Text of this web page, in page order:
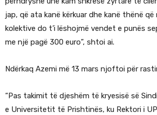
jap, që ata kanë kërkuar dhe kanë thënë që
kolektive do t’i lëshojmë vendet e punës
me një pagë 300 euro”, shtoi ai.
Ndërkaq Azemi më 13 mars njoftoi për
“Pas takimit të djeshëm të kryesisë së
e Universitetit të Prishtinës, ku Rektori i